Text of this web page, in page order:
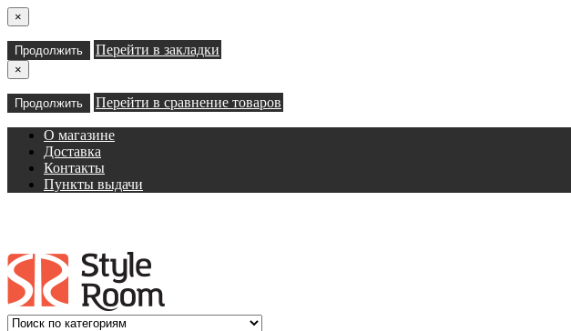
×
Продолжить Перейти в закладки
×
Продолжить Перейти в сравнение товаров
О магазине
Доставка
Контакты
Пункты выдачи